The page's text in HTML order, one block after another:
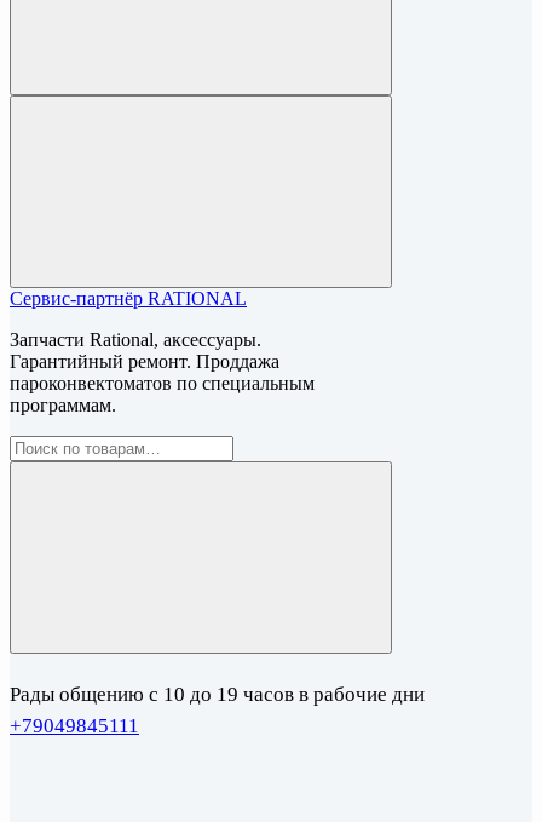
Сервис-партнёр RATIONAL
Запчасти Rational, аксессуары.
Гарантийный ремонт. Проддажа
пароконвектоматов по специальным
программам.
Рады общению с 10 до 19 часов в рабочие дни
+79049845111